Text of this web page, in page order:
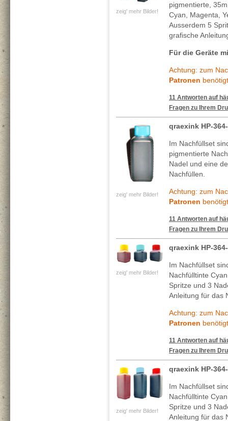
zeig' mehr Bilder!
pigmentierte,
Cyan, Magenta,
Ausserdem 5
grafische
Für die Geräte
Achtung: zum
Patronen
11 Antworten auf
Fragen zu Ihrem
zeig' mehr Bilder!
qraexink HP-
Im Nachfüllset
pigmentierte
Nadel und eine
Nachfüllen.
Achtung: zum
Patronen
11 Antworten auf
Fragen zu Ihrem
zeig' mehr Bilder!
qraexink HP-
Im Nachfüllset
Nachfülltinte
Spritze und 3
Anleitung für das
Achtung: zum
Patronen
11 Antworten auf
Fragen zu Ihrem
zeig' mehr Bilder!
qraexink HP-
Im Nachfüllset
Nachfülltinte
Spritze und 3
Anleitung für das